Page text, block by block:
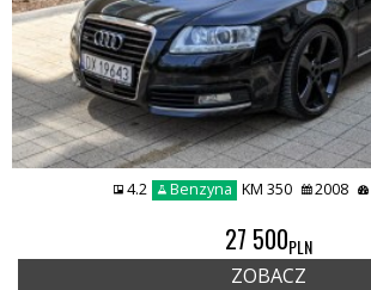
4.2 Benzyna KM 350 2008
27 500PLN
ZOBACZ